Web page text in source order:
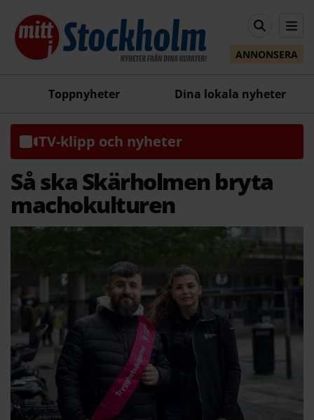
ANNONSERA
Toppnyheter Dina lokala nyheter
TV-klipp och nyheter
Så ska Skärholmen bryta
machokulturen